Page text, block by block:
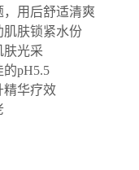
用后舒适清爽
肌肤锁紧水份
肤光采
pH5.5
精华疗效